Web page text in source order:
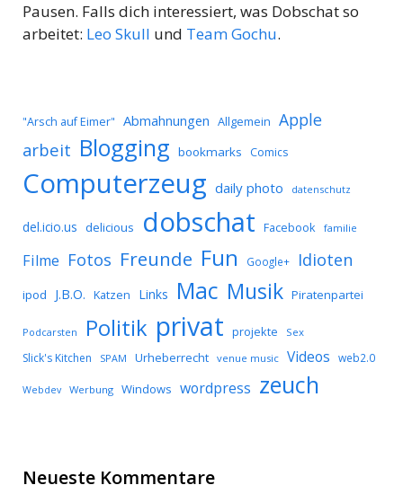
Pausen. Falls dich interessiert, was Dobschat so
arbeitet: Leo Skull und Team Gochu.
"Arsch auf Eimer" Abmahnungen Allgemein Apple
arbeit Blogging bookmarks Comics
Computerzeug daily photo datenschutz
del.icio.us delicious dobschat Facebook familie
Filme Fotos Freunde Fun Google+ Idioten
ipod J.B.O. Katzen Links Mac Musik Piratenpartei
Podcarsten Politik privat projekte Sex
Slick's Kitchen SPAM Urheberrecht venue music Videos web2.0
Webdev Werbung Windows wordpress zeuch
Neueste Kommentare